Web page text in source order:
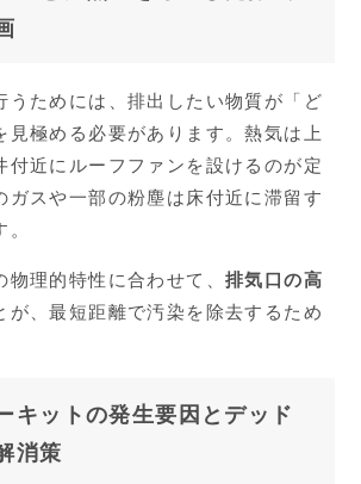
うためには、排出したい物質が「ど
見極める必要があります。熱気は上
付近にルーフファンを設けるのが定
ガスや一部の粉塵は床付近に滞留す
物理的特性に合わせて、排気口の高
が、最短距離で汚染を除去するため
キットの発生要因とデッド
消策